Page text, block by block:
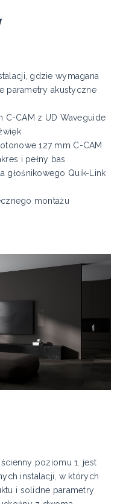
gdzie wymagana
parametry akustyczne
C-CAM z UD Waveguide
127 mm C-CAM
i pełny bas
głośnikowego Quik-Link
montażu
poziomu 1. jest
instalacji, w których
i solidne parametry